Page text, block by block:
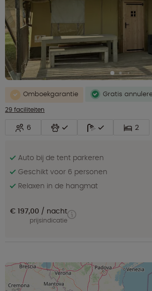
Omboekgarantie
Gratis
29 faciliteiten
6 2
Auto bij de tent parkeren
Geschikt voor 6 personen
Relaxen in de hangmat
€ 197,00 nacht
prijsindicatie